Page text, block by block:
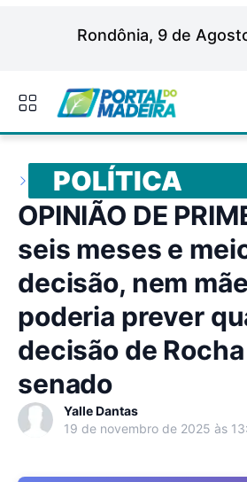
Rondônia, 9 de
POLÍTICA
OPINIÃO DE
seis meses e
decisão, nem
poderia prever
decisão de
senado
Yalle Dantas
19 de novembro de 2025 às